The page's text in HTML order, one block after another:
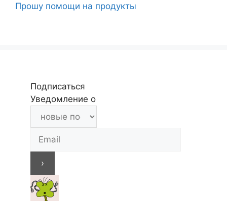
Прошу помощи на продукты
Подписаться
Уведомление о